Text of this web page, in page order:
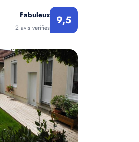
Fabuleux
2 avis verifies
9,5